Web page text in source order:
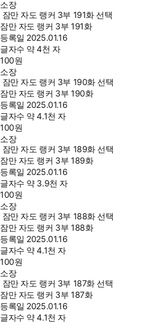
소장
잠만 자도 랭커 3부 191화 선택
잠만 자도 랭커 3부 191화
등록일 2025.01.16
글자수 약 4천 자
100원
소장
잠만 자도 랭커 3부 190화 선택
잠만 자도 랭커 3부 190화
등록일 2025.01.16
글자수 약 4.1천 자
100원
소장
잠만 자도 랭커 3부 189화 선택
잠만 자도 랭커 3부 189화
등록일 2025.01.16
글자수 약 3.9천 자
100원
소장
잠만 자도 랭커 3부 188화 선택
잠만 자도 랭커 3부 188화
등록일 2025.01.16
글자수 약 4.1천 자
100원
소장
잠만 자도 랭커 3부 187화 선택
잠만 자도 랭커 3부 187화
등록일 2025.01.16
글자수 약 4.1천 자